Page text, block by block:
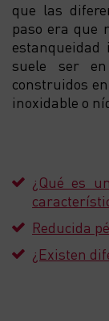
que las
paso era que
suele ser
construidos
inoxidable o
¿Qué es
Reducida
¿Existen